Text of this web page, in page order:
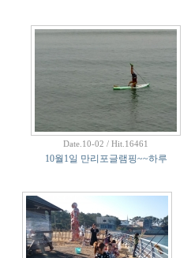
Date.10-02 / Hit.16461
10월1일 만리포글램핑~~하루